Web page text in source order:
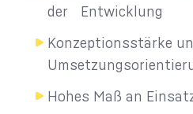
der Entwicklung
Konzeptionsstärke
Hohes Maß an